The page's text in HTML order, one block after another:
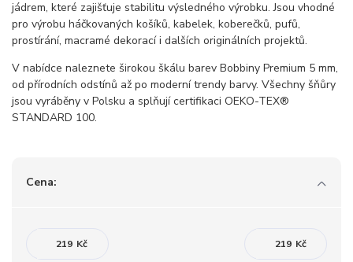
jádrem, které zajišťuje stabilitu výsledného výrobku. Jsou vhodné
pro výrobu háčkovaných košíků, kabelek, koberečků, pufů,
prostírání, macramé dekorací i dalších originálních projektů.
V nabídce naleznete širokou škálu barev Bobbiny Premium 5 mm,
od přírodních odstínů až po moderní trendy barvy. Všechny šňůry
jsou vyráběny v Polsku a splňují certifikaci OEKO-TEX®
STANDARD 100.
Cena:
Kč Kč